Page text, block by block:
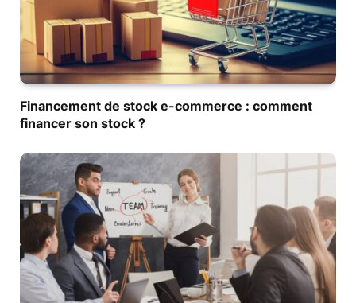
Financement de stock e-commerce : comment
financer son stock ?